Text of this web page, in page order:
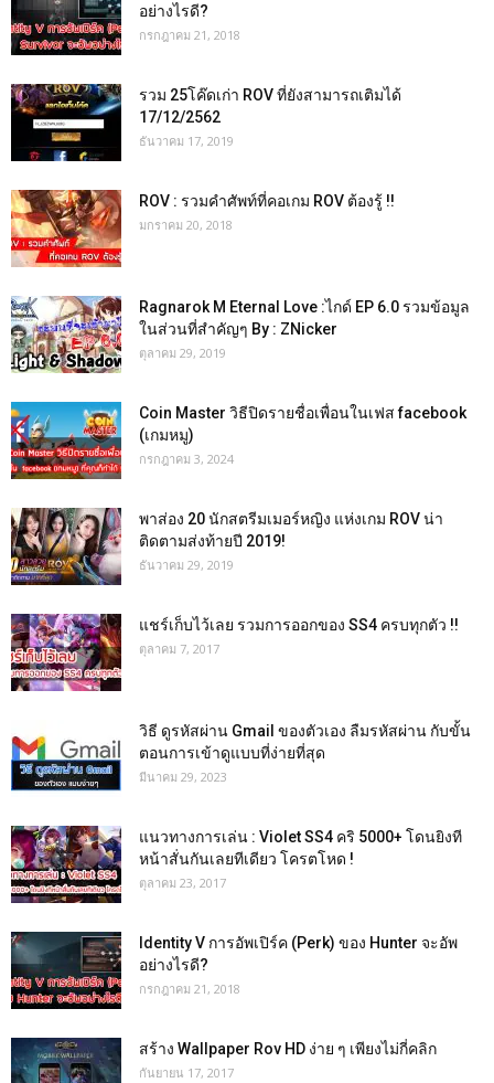
อย่างไรดี?
กรกฎาคม 21, 2018
รวม 25โค๊ดเก่า ROV ที่ยังสามารถเติมได้
17/12/2562
ธันวาคม 17, 2019
ROV : รวมคำศัพท์ที่คอเกม ROV ต้องรู้ !!
มกราคม 20, 2018
Ragnarok M Eternal Love :ไกด์ EP 6.0 รวมข้อมูล
ในส่วนที่สำคัญๆ By : ZNicker
ตุลาคม 29, 2019
Coin Master วิธีปิดรายชื่อเพื่อนในเฟส facebook
(เกมหมู)
กรกฎาคม 3, 2024
พาส่อง 20 นักสตรีมเมอร์หญิง แห่งเกม ROV น่า
ติดตามส่งท้ายปี 2019!
ธันวาคม 29, 2019
แชร์เก็บไว้เลย รวมการออกของ SS4 ครบทุกตัว !!
ตุลาคม 7, 2017
วิธี ดูรหัสผ่าน Gmail ของตัวเอง ลืมรหัสผ่าน กับขั้น
ตอนการเข้าดูแบบที่ง่ายที่สุด
มีนาคม 29, 2023
แนวทางการเล่น : Violet SS4 คริ 5000+ โดนยิงที
หน้าสั่นกันเลยทีเดียว โครตโหด !
ตุลาคม 23, 2017
Identity V การอัพเปิร์ค (Perk) ของ Hunter จะอัพ
อย่างไรดี?
กรกฎาคม 21, 2018
สร้าง Wallpaper Rov HD ง่าย ๆ เพียงไม่กี่คลิก
กันยายน 17, 2017